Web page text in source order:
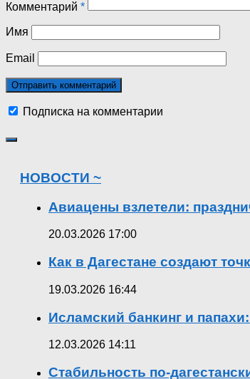
Комментарий *
Имя
Email
Подписка на комментарии
НОВОСТИ ~
Авиацены взлетели:
20.03.2026 17:00
Как в Дагестане создают
19.03.2026 16:44
Исламский банкинг и
12.03.2026 14:11
Стабильность по-